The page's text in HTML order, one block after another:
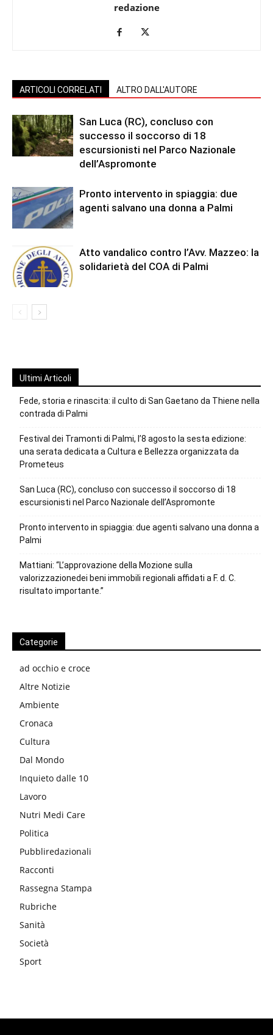
redazione
ARTICOLI CORRELATI ALTRO DALL'AUTORE
San Luca (RC), concluso con
successo il soccorso di 18
escursionisti nel Parco Nazionale
dell’Aspromonte
Pronto intervento in spiaggia: due
agenti salvano una donna a Palmi
Atto vandalico contro l’Avv. Mazzeo: la
solidarietà del COA di Palmi
Ultimi Articoli
Fede, storia e rinascita: il culto di San Gaetano da Thiene nella
contrada di Palmi
Festival dei Tramonti di Palmi, l’8 agosto la sesta edizione:
una serata dedicata a Cultura e Bellezza organizzata da
Prometeus
San Luca (RC), concluso con successo il soccorso di 18
escursionisti nel Parco Nazionale dell’Aspromonte
Pronto intervento in spiaggia: due agenti salvano una donna a
Palmi
Mattiani: “L’approvazione della Mozione sulla
valorizzazionedei beni immobili regionali affidati a F. d. C.
risultato importante.”
Categorie
ad occhio e croce
Altre Notizie
Ambiente
Cronaca
Cultura
Dal Mondo
Inquieto dalle 10
Lavoro
Nutri Medi Care
Politica
Pubbliredazionali
Racconti
Rassegna Stampa
Rubriche
Sanità
Società
Sport